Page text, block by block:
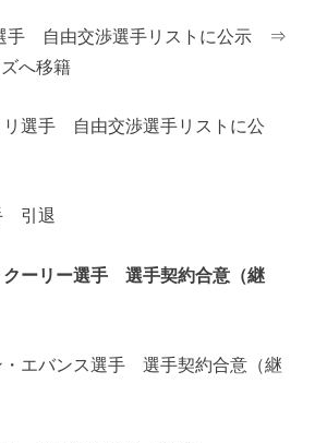
手 自由交渉選手リストに公示 ⇒
へ移籍
選手 自由交渉選手リストに公
引退
ーリー選手 選手契約合意（継
エバンス選手 選手契約合意（継